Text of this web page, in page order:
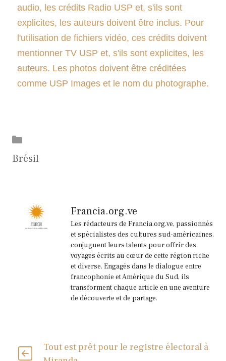
audio, les crédits Radio USP et, s'ils sont
explicites, les auteurs doivent être inclus. Pour
l'utilisation de fichiers vidéo, ces crédits doivent
mentionner TV USP et, s'ils sont explicites, les
auteurs. Les photos doivent être créditées
comme USP Images et le nom du photographe.
Brésil
Francia.org.ve
Les rédacteurs de Francia.org.ve, passionnés
et spécialistes des cultures sud-américaines,
conjuguent leurs talents pour offrir des
voyages écrits au cœur de cette région riche
et diverse. Engagés dans le dialogue entre
francophonie et Amérique du Sud, ils
transforment chaque article en une aventure
de découverte et de partage.
Tout est prêt pour le registre électoral à